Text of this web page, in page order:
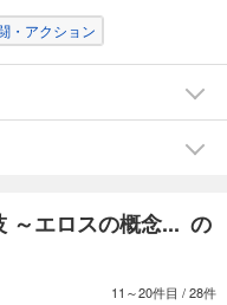
・アクション
～エロスの概念... の
11～20件目 /28件
【単話版】転生領主の迷惑性技 ～エロスの概念がない世界で現代の知識を使ってみたら～（フルカラー） 第9話 狂化
【単話版】転生領主の迷惑性技 ～エロスの概念がない世界で現代の知識を使ってみたら～（フルカラー） 第10話 モニカ